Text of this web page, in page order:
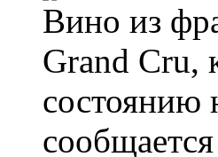
Вино из
Grand Cru,
состоянию